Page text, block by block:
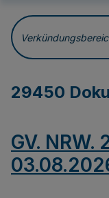
Verkündungsbereich
29450
GV. NRW.